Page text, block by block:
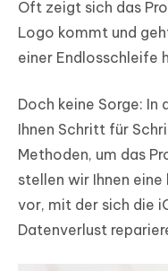
Oft zeigt sich das
Logo kommt und
einer Endlosschleife
Doch keine Sorge:
Ihnen Schritt für
Methoden, um das
stellen wir Ihnen
vor, mit der sich die
Datenverlust